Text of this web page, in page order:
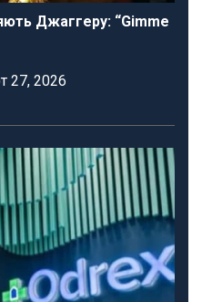
Джаггеру: “Gimme
27, 2026